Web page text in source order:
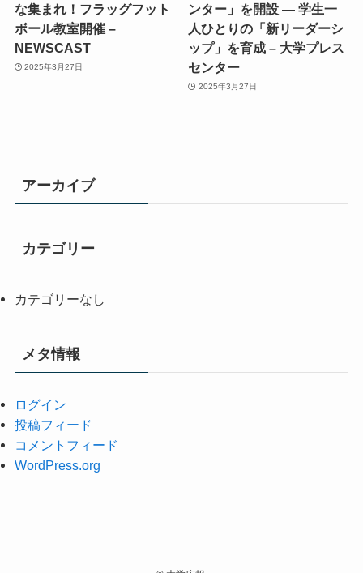
な集まれ！フラッグフット
ボール教室開催 –
NEWSCAST
2025年3月27日
ンター」を開設 ― 学生一
人ひとりの「新リーダーシ
ップ」を育成 – 大学プレス
センター
2025年3月27日
アーカイブ
カテゴリー
カテゴリーなし
メタ情報
ログイン
投稿フィード
コメントフィード
WordPress.org